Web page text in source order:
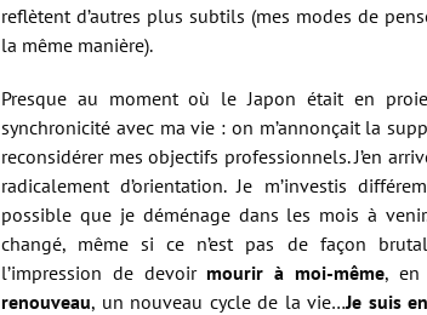
reflètent d’autres plus subtils (mes modes de
la même manière).
Presque au moment où le Japon était en
synchronicité avec ma vie : on m’annonçait la
reconsidérer mes objectifs professionnels. J’en
radicalement d’orientation. Je m’investis
possible que je déménage dans les mois à
changé, même si ce n’est pas de façon
l’impression de devoir mourir à moi-même, en
renouveau, un nouveau cycle de la vie…Je suis